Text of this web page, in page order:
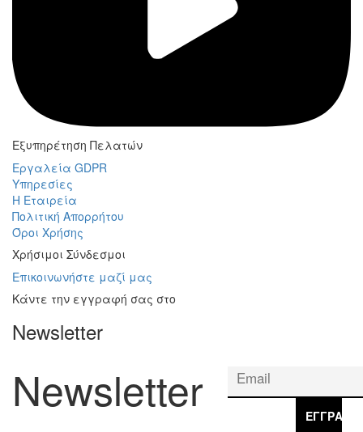
Εξυπηρέτηση Πελατών
Εργαλεία GDPR
Υπηρεσίες
Η Εταιρεία
Πολιτική Απορρήτου
Όροι Χρήσης
Χρήσιμοι Σύνδεσμοι
Επικοινωνήστε μαζί μας
Κάντε την εγγραφή σας στο
Newsletter
Newsletter
ΕΓΓΡΑΦΉ